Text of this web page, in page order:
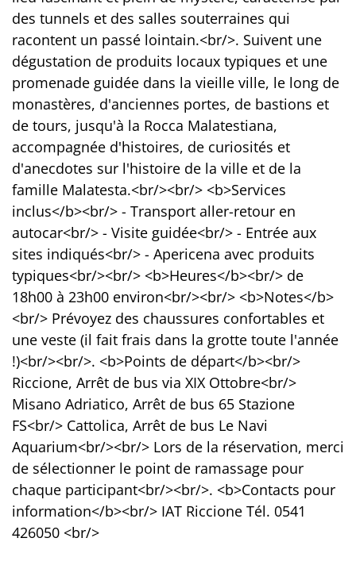
des tunnels et des salles souterraines qui
racontent un passé lointain.<br/>. Suivent une
dégustation de produits locaux typiques et une
promenade guidée dans la vieille ville, le long de
monastères, d'anciennes portes, de bastions et
de tours, jusqu'à la Rocca Malatestiana,
accompagnée d'histoires, de curiosités et
d'anecdotes sur l'histoire de la ville et de la
famille Malatesta.<br/><br/> <b>Services
inclus</b><br/> - Transport aller-retour en
autocar<br/> - Visite guidée<br/> - Entrée aux
sites indiqués<br/> - Apericena avec produits
typiques<br/><br/> <b>Heures</b><br/> de
18h00 à 23h00 environ<br/><br/> <b>Notes</b>
<br/> Prévoyez des chaussures confortables et
une veste (il fait frais dans la grotte toute l'année
!)<br/><br/>. <b>Points de départ</b><br/>
Riccione, Arrêt de bus via XIX Ottobre<br/>
Misano Adriatico, Arrêt de bus 65 Stazione
FS<br/> Cattolica, Arrêt de bus Le Navi
Aquarium<br/><br/> Lors de la réservation, merci
de sélectionner le point de ramassage pour
chaque participant<br/><br/>. <b>Contacts pour
information</b><br/> IAT Riccione Tél. 0541
426050 <br/>